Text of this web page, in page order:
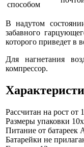
способом
В надутом
забавного
которого приведет в
Для нагнетания
компрессор.
Рассчитан на рост от
Размеры упаковки
Питание от батареек
Батарейки не